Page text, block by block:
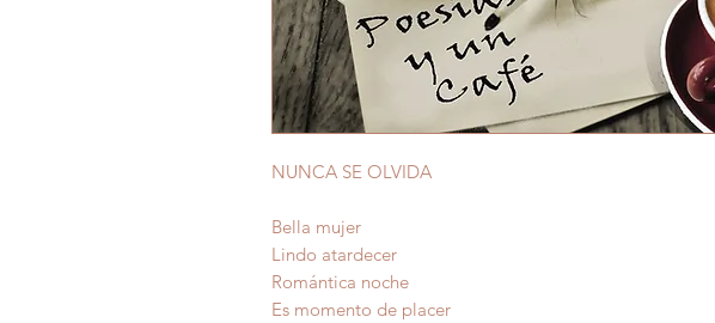
NUNCA SE OLVIDA
Bella mujer
Lindo atardecer
Romántica noche
Es momento de placer